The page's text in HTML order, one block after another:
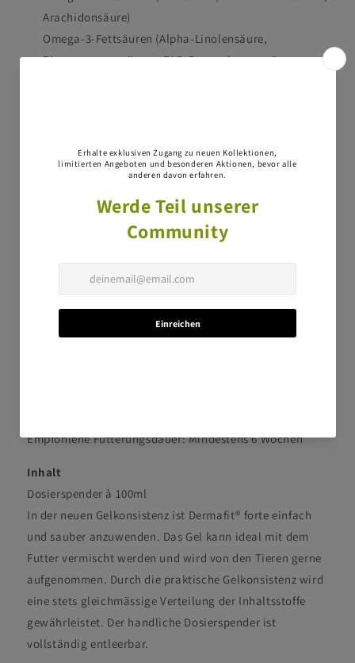
Arachidonsäure)
Omega-3-Fettsäuren (Alpha-Linolensäure,
Eicosapentaensäure = EAP, Docosahexaensäure =
höchste antioxidative Potenz
Dosierungsempfehlung
Zur Verabreichung über das Futter (1,4 ml = 1 Pumphub).
Katzen: bis 10 kg 1 ml / Tag
Hunde von 10–20 kg 2 ml / Tag
Hunde von über 20 kg 3 ml / Tag
Dieses Diätfuttermittel darf wegen des gegenüber
Empfohlene Fütterungsdauer: Mindestens 6 Wochen
Inhalt
Dosierspender à 100ml
In der neuen Gelkonsistenz ist Dermafit® forte einfach
und sauber anzuwenden. Das Gel kann ideal mit dem
Futter vermischt werden und wird von den Tieren gerne
aufgenommen. Durch die praktische Gelkonsistenz wird
eine stets gleichmässige Verteilung der Inhaltsstoffe
gewährleistet. Der handliche Dosierspender ist
vollständig entleerbar.